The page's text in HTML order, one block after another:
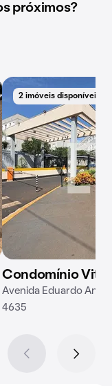
próximos?
2 imóveis disponíveis
Condomínio Vitta
Avenida Eduardo
4635